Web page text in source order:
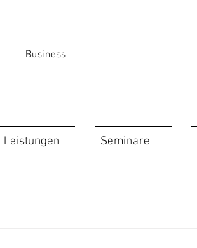
| Business
Leistungen Seminare